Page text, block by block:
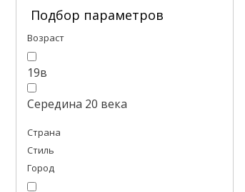
Подбор параметров
Возраст
19в
Середина 20 века
Страна
Стиль
Город